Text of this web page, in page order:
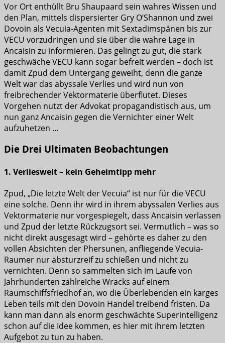
Vor Ort enthüllt Bru Shaupaard sein wahres Wissen und
den Plan, mittels dispersierter Gry O’Shannon und zwei
Dovoin als Vecuia-Agenten mit Sextadimspänen bis zur
VECU vorzudringen und sie über die wahre Lage in
Ancaisin zu informieren. Das gelingt zu gut, die stark
geschwäche VECU kann sogar befreit werden – doch ist
damit Zpud dem Untergang geweiht, denn die ganze
Welt war das abyssale Verlies und wird nun von
freibrechender Vektormaterie überflutet. Dieses
Vorgehen nutzt der Advokat propagandistisch aus, um
nun ganz Ancaisin gegen die Vernichter einer Welt
aufzuhetzen …
Die Drei Ultimaten Beobachtungen
1. Verlieswelt – kein Geheimtipp mehr
Zpud, „Die letzte Welt der Vecuia“ ist nur für die VECU
eine solche. Denn ihr wird in ihrem abyssalen Verlies aus
Vektormaterie nur vorgespiegelt, dass Ancaisin verlassen
und Zpud der letzte Rückzugsort sei. Vermutlich – was so
nicht direkt ausgesagt wird – gehörte es daher zu den
vollen Absichten der Phersunen, anfliegende Vecuia-
Raumer nur absturzreif zu schießen und nicht zu
vernichten. Denn so sammelten sich im Laufe von
Jahrhunderten zahlreiche Wracks auf einem
Raumschiffsfriedhof an, wo die Überlebenden ein karges
Leben teils mit den Dovoin Handel treibend fristen. Da
kann man dann als enorm geschwächte Superintelligenz
schon auf die Idee kommen, es hier mit ihrem letzten
Aufgebot zu tun zu haben.